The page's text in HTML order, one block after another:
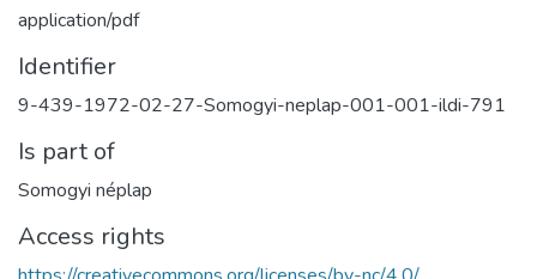
application/pdf
Identifier
9-439-1972-02-27-Somogyi-neplap-001-001-ildi-791
Is part of
Somogyi néplap
Access rights